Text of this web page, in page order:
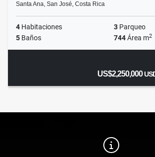
Santa Ana, San José, Costa Rica
4 Habitaciones 3 Parqueo
5 Baños 744Área m2
US$2,250,000